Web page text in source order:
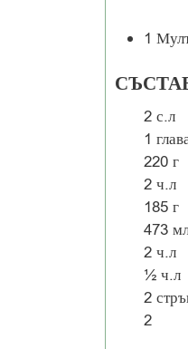
1
2 с.л
1
220 г
2 ч.л
185 г
473
2 ч.л
½ ч.л
2
2